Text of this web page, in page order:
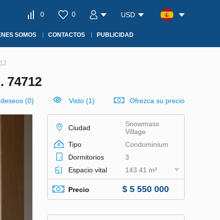
0 0 USD
SOMOS CONTACTOS PUBLICIDAD
74712
(0) Visto (1) Ofrezca su precio
Ciudad
Snowmass
Village
Tipo
Condominium
Dormitorios
3
Espacio vital
143.41 m²
Precio $ 5 550 000